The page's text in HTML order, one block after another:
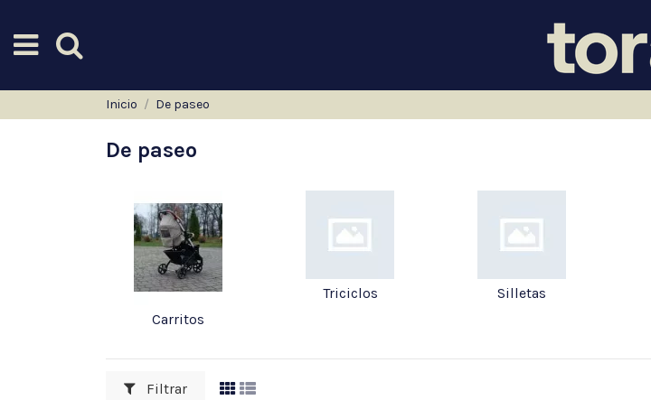
Inicio De paseo
De paseo
Carritos
Triciclos Silletas
Filtrar